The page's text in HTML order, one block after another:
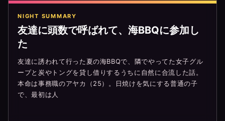
NIGHT SUMMARY
友達に頭数で呼ばれて、海BBQに参加し
た
友達に誘われて行った夏の海BBQで、隣でやってた女子グル
ープと炭やトングを貸し借りするうちに自然に合流した話。
本命は事務職のアヤカ（25）。日焼けを気にする普通の子
で、最初は人